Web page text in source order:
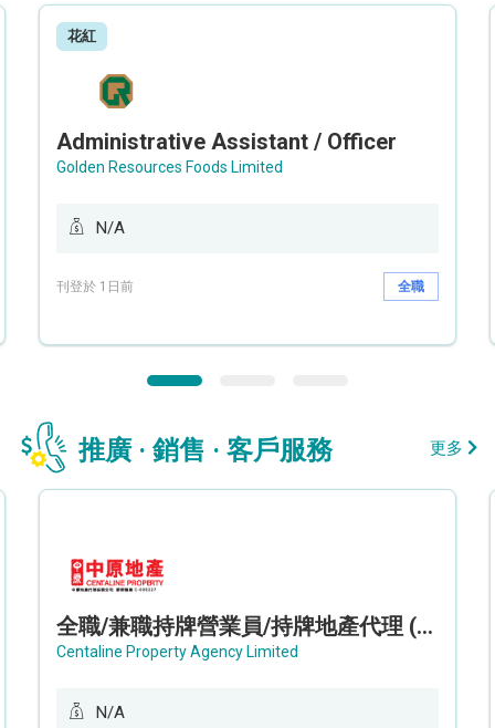
花紅
Administrative Assistant / Officer
Golden Resources Foods Limited
N/A
刊登於 1日前 全職
推廣 · 銷售 · 客戶服務 更多
全職/兼職持牌營業員/持牌地產代理 (長沙灣/將軍澳/油塘)
Centaline Property Agency Limited
N/A